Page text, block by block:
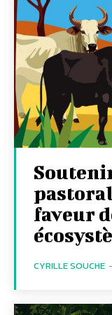
faveur
CYRILLE SOUCHE -